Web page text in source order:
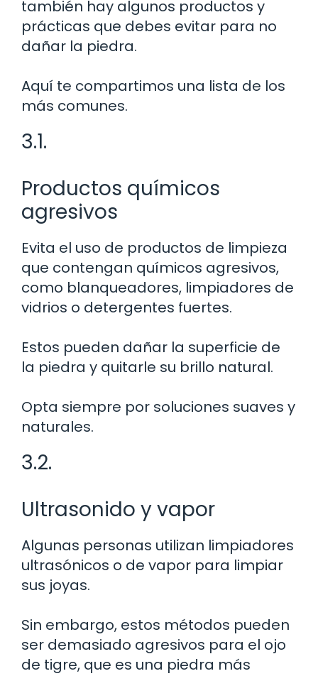
también hay algunos productos y
prácticas que debes evitar para no
dañar la piedra.
Aquí te compartimos una lista de los
más comunes.
3.1.
Productos químicos
agresivos
Evita el uso de productos de limpieza
que contengan químicos agresivos,
como blanqueadores, limpiadores de
vidrios o detergentes fuertes.
Estos pueden dañar la superficie de
la piedra y quitarle su brillo natural.
Opta siempre por soluciones suaves y
naturales.
3.2.
Ultrasonido y vapor
Algunas personas utilizan limpiadores
ultrasónicos o de vapor para limpiar
sus joyas.
Sin embargo, estos métodos pueden
ser demasiado agresivos para el ojo
de tigre, que es una piedra más